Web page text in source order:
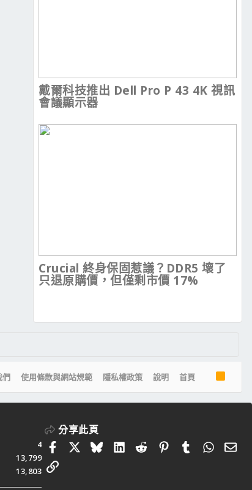
戴爾科技推出 Dell Pro P 43 4K 視訊
會議顯示器
Crucial 終身保固惹議？DDR5 壞了
只退原購價，但僅剩市價 17%
們 使用條款與網站規範 隱私權政策 說明 首頁
S
4
13,799
13,803
分享此頁
FacebookBlueskyLinkedIn
RedditPinterestTumblr 電
連結